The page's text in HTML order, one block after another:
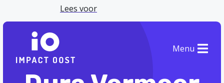
Lees voor
Menu